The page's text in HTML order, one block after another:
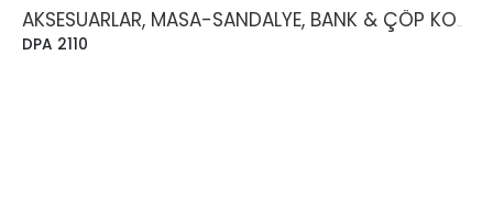
DPA 2110